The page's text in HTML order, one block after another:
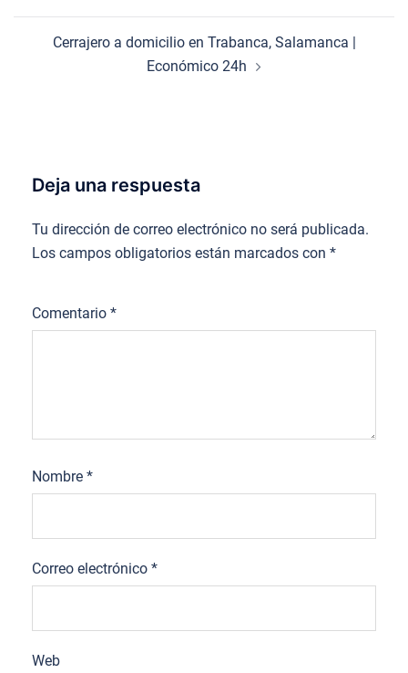
Cerrajero a domicilio en Trabanca, Salamanca |
Económico 24h
Deja una respuesta
Tu dirección de correo electrónico no será publicada.
Los campos obligatorios están marcados con *
Comentario *
Nombre *
Correo electrónico *
Web